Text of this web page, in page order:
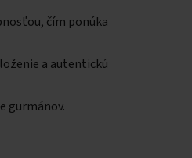
čím ponúka
a autentickú
gurmánov.